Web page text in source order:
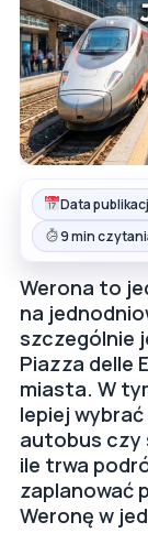
Data
9 min
Werona to
na
szczególnie
Piazza delle
miasta. W
lepiej
autobus czy
ile trwa
zaplanować
Weronę w